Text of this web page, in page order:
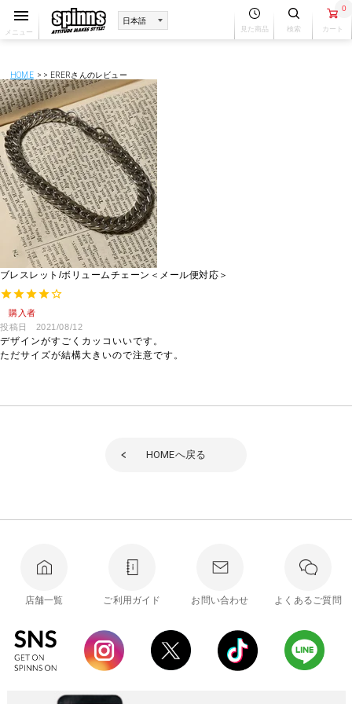
メニュー 見た商品 検索
0
カート
HOME ERERさんのレビュー
ブレスレット/ボリュームチェーン＜メール便対応＞
購入者
投稿日
2021/08/12
デザインがすごくカッコいいです。
ただサイズが結構大きいので注意です。
HOMEへ戻る
店舗一覧 ご利用ガイド お問い合わせ よくあるご質問